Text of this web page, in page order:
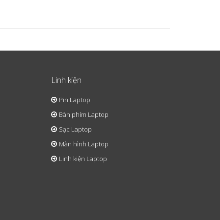
Linh kiện
Pin Laptop
Bàn phím Laptop
Sạc Laptop
Màn hình Laptop
Linh kiện Laptop